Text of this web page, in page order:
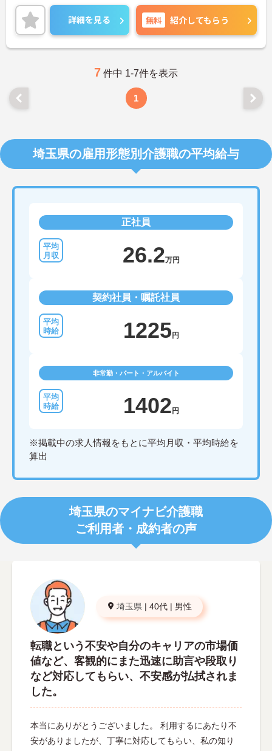
詳細を見る 無料 紹介してもらう
7 件中 1-7件を表示
1
埼玉県の雇用形態別介護職の平均給与
正社員
26.2万円
契約社員・嘱託社員
1225 円
非常勤・パート・アルバイト
1402 円
※掲載中の求人情報をもとに平均月収・平均時給を
算出
埼玉県のマイナビ介護職
ご利用者・成約者の声
埼玉県 | 40代 | 男性
転職という不安や自分のキャリアの市場価
値など、客観的にまた迅速に助言や段取り
など対応してもらい、不安感が払拭されま
した。
本当にありがとうございました。 利用するにあたり不
安がありましたが、丁寧に対応してもらい、私の知り